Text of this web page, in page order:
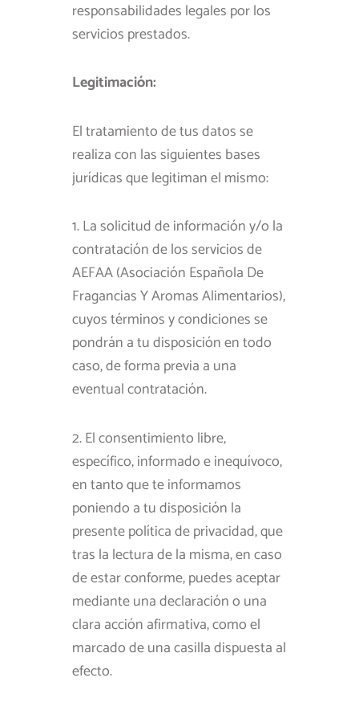
responsabilidades legales por los
servicios prestados.
Legitimación:
El tratamiento de tus datos se
realiza con las siguientes bases
jurídicas que legitiman el mismo:
1. La solicitud de información y/o la
contratación de los servicios de
AEFAA (Asociación Española De
Fragancias Y Aromas Alimentarios),
cuyos términos y condiciones se
pondrán a tu disposición en todo
caso, de forma previa a una
eventual contratación.
2. El consentimiento libre,
específico, informado e inequívoco,
en tanto que te informamos
poniendo a tu disposición la
presente política de privacidad, que
tras la lectura de la misma, en caso
de estar conforme, puedes aceptar
mediante una declaración o una
clara acción afirmativa, como el
marcado de una casilla dispuesta al
efecto.